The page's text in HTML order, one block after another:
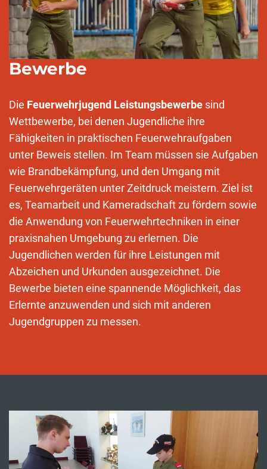
Bewerbe
Die Feuerwehrjugend Leistungsbewerbe sind
Wettbewerbe, bei denen Jugendliche ihre
Fähigkeiten in praktischen Feuerwehraufgaben
unter Beweis stellen. Im Team müssen sie Aufgaben
wie Brandbekämpfung, und den Umgang mit
Feuerwehrgeräten unter Zeitdruck meistern. Ziel ist
es, Teamarbeit und Kameradschaft zu fördern sowie
die Anwendung von Feuerwehrtechniken in einer
praxisnahen Umgebung zu erlernen. Die
Jugendlichen werden für ihre Leistungen mit
Abzeichen und Urkunden ausgezeichnet. Die
Bewerbe bieten eine spannende Möglichkeit, das
Erlernte anzuwenden und sich mit anderen
Jugendgruppen zu messen.